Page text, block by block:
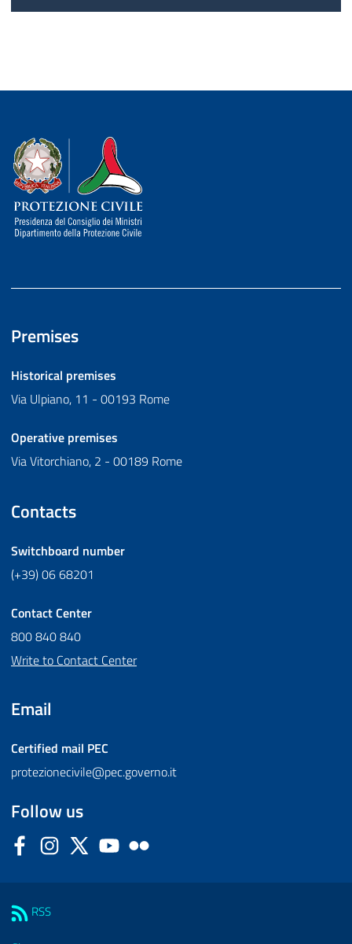
Dipartimento della Protezione Civile
Premises
Historical premises
Via Ulpiano, 11 - 00193 Rome
Operative premises
Via Vitorchiano, 2 - 00189 Rome
Contacts
Switchboard number
(+39) 06 68201
Contact Center
800 840 840
Write to Contact Center
Email
Certified mail PEC
protezionecivile@pec.governo.it
Follow us
FacebookInstagram
Twitter YouTube
RSS